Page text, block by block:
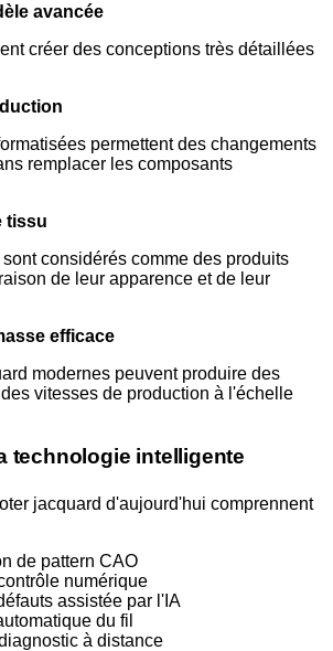
avancée
créer des conceptions très détaillées
permettent des changements
remplacer les composants
tissu
considérés comme des produits
de leur apparence et de leur
efficace
modernes peuvent produire des
vitesses de production à l'échelle
technologie intelligente
jacquard d'aujourd'hui comprennent
de pattern CAO
numérique
assistée par l'IA
du fil
à distance